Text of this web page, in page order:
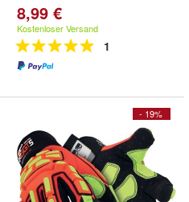
8,99 €
Kostenloser Versand
1
- 19%